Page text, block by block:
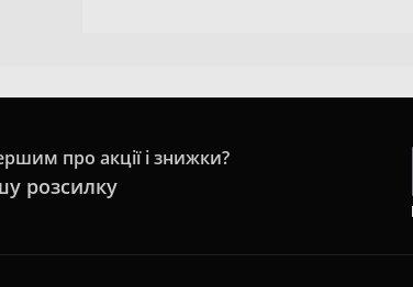
про акції і знижки?
розсилку